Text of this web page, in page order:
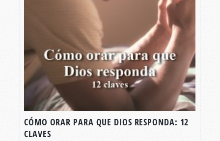
CÓMO ORAR PARA QUE DIOS RESPONDA: 12
CLAVES